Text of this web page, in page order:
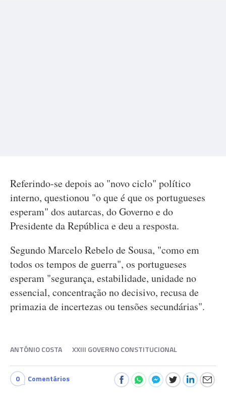
Referindo-se depois ao "novo ciclo" político
interno, questionou "o que é que os portugueses
esperam" dos autarcas, do Governo e do
Presidente da República e deu a resposta.
Segundo Marcelo Rebelo de Sousa, "como em
todos os tempos de guerra", os portugueses
esperam "segurança, estabilidade, unidade no
essencial, concentração no decisivo, recusa de
primazia de incertezas ou tensões secundárias".
ANTÓNIO COSTA XXIII GOVERNO CONSTITUCIONAL
0 Comentários